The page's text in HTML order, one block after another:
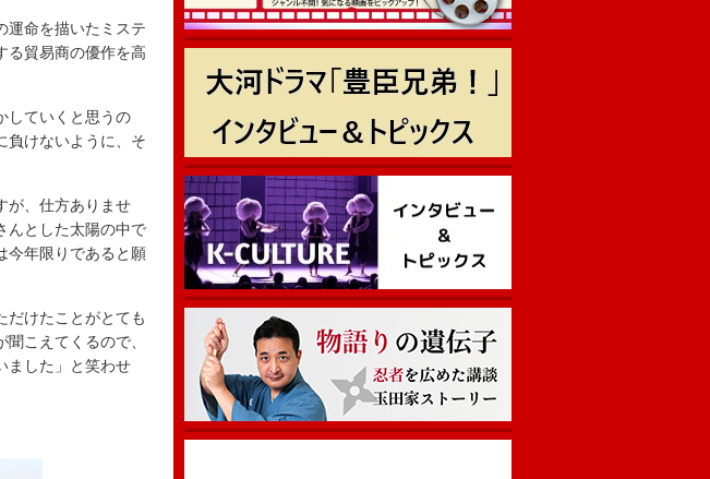
運命を描いたミステ
る貿易商の優作を高
していくと思うの
負けないように、そ
が、仕方ありませ
んとした太陽の中で
今年限りであると願
けたことがとても
こえてくるので、
ました」と笑わせ